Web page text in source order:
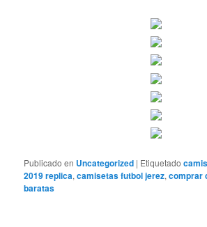
Publicado en Uncategorized | Etiquetado
2019 replica,camisetas futbol jerez,comprar
baratas